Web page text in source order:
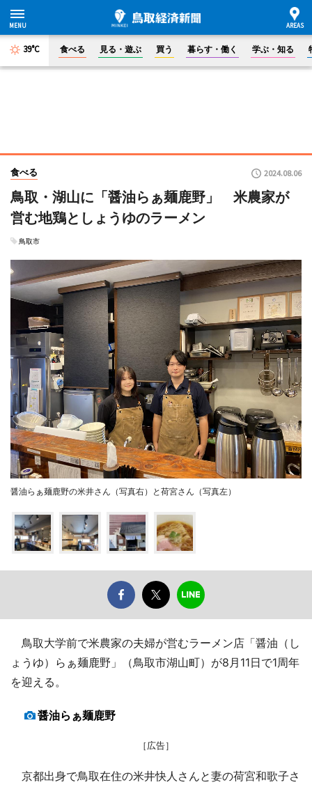
39°C 食べる 見る・遊ぶ 買う 暮らす・働く 学ぶ・知る
食べる 2024.08.06
鳥取・湖山に「醤油らぁ麺鹿野」 米農家が
営む地鶏としょうゆのラーメン
鳥取市
醤油らぁ麺鹿野の米井さん（写真右）と荷宮さん（写真左）
鳥取大学前で米農家の夫婦が営むラーメン店「醤油（し
ょうゆ）らぁ麺鹿野」（鳥取市湖山町）が8月11日で1周年
を迎える。
醤油らぁ麺鹿野
［広告］
京都出身で鳥取在住の米井快人さんと妻の荷宮和歌子さ